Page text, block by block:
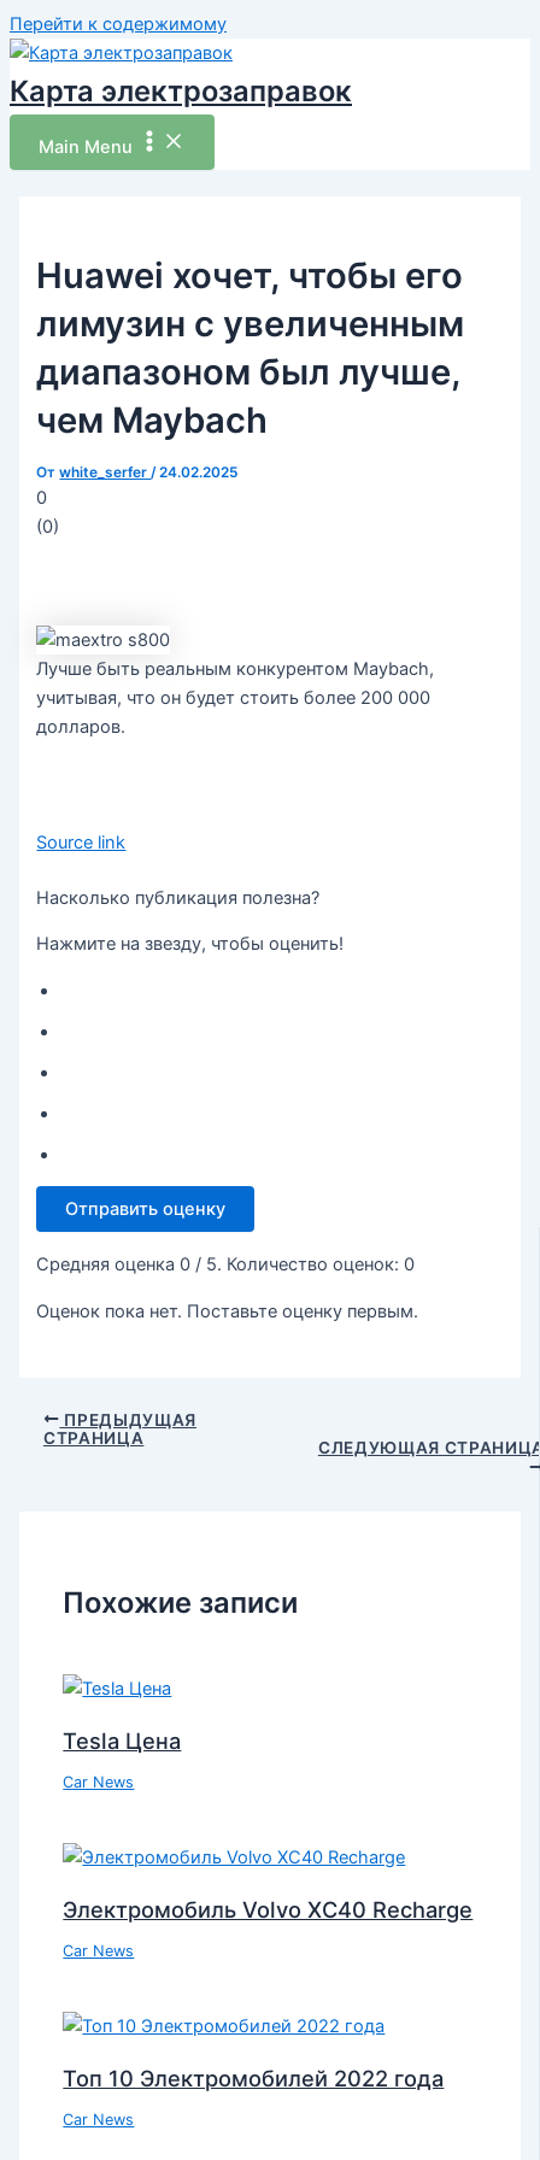
Перейти к содержимому
Карта электрозаправок
Main Menu
Huawei хочет, чтобы его
лимузин с увеличенным
диапазоном был лучше,
чем Maybach
Отwhite_serfer/24.02.2025
0
(0)
Лучше быть реальным конкурентом Maybach,
учитывая, что он будет стоить более 200 000
долларов.
Source link
Насколько публикация полезна?
Нажмите на звезду, чтобы оценить!
Отправить оценку
Средняя оценка 0 / 5. Количество оценок: 0
Оценок пока нет. Поставьте оценку первым.
ПРЕДЫДУЩАЯ
СТРАНИЦА
СЛЕДУЮЩАЯ
Похожие записи
Tesla Цена
Car News
Электромобиль Volvo XC40 Recharge
Car News
Топ 10 Электромобилей 2022 года
Car News